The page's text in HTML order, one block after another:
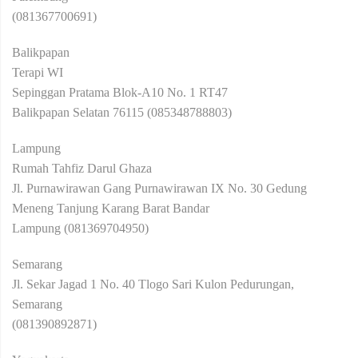
(081367700691)
Balikpapan
Terapi WI
Sepinggan Pratama Blok-A10 No. 1 RT47
Balikpapan Selatan 76115 (085348788803)
Lampung
Rumah Tahfiz Darul Ghaza
Jl. Purnawirawan Gang Purnawirawan IX No. 30 Gedung
Meneng Tanjung Karang Barat Bandar
Lampung (081369704950)
Semarang
Jl. Sekar Jagad 1 No. 40 Tlogo Sari Kulon Pedurungan,
Semarang
(081390892871)